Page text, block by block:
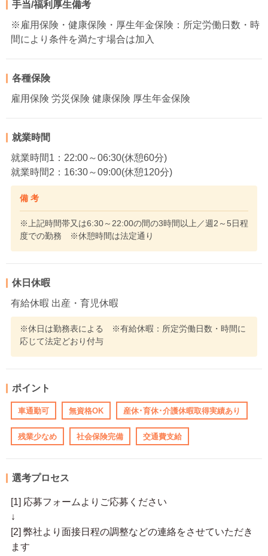
手当/福利厚生備考
※雇用保険・健康保険・厚生年金保険：所定労働日数・時
間により条件を満たす場合は加入
各種保険
雇用保険 労災保険 健康保険 厚生年金保険
就業時間
就業時間1：22:00～06:30(休憩60分)
就業時間2：16:30～09:00(休憩120分)
備 考
※上記時間帯又は6:30～22:00の間の3時間以上／週2～5日程
度での勤務 ※休憩時間は法定通り
休日休暇
有給休暇 出産・育児休暇
※休日は勤務表による ※有給休暇：所定労働日数・時間に
応じて法定どおり付与
ポイント
車通勤可 無資格OK 産休･育休･介護休暇取得実績あり
残業少なめ 社会保険完備 交通費支給
選考プロセス
[1] 応募フォームよりご応募ください
↓
[2] 弊社より面接日程の調整などの連絡をさせていただき
ます